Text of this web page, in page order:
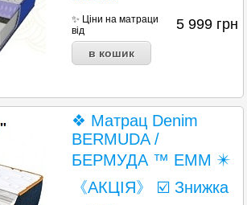
✨ Ціни на матраци
від
5 999 грн
❖ Матрац Denim
BERMUDA /
БЕРМУДА ™ ЕММ ✴️
《АКЦІЯ》 ☑️ Знижка